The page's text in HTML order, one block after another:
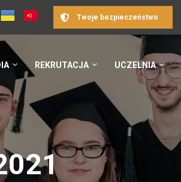
Twoje bezpieczeństwo
REKRUTACJA UCZELNIA